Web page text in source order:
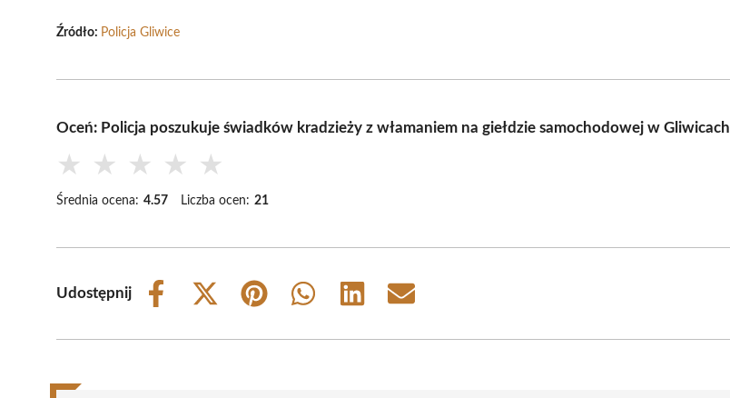
Źródło: Policja Gliwice
Oceń: Policja poszukuje świadków kradzieży z włamaniem na giełdzie samochodowej w Gliwicach
★ ★ ★ ★ ★
Średnia ocena: 4.57 Liczba ocen: 21
Udostępnij
Share
Share
(Twitter)
Share
Share
Share
Share